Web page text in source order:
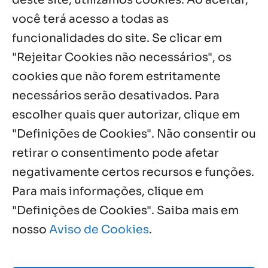
você terá acesso a todas as
funcionalidades do site. Se clicar em
"Rejeitar Cookies não necessários", os
cookies que não forem estritamente
necessários serão desativados. Para
escolher quais quer autorizar, clique em
"Definições de Cookies". Não consentir ou
retirar o consentimento pode afetar
negativamente certos recursos e funções.
Para mais informações, clique em
"Definições de Cookies". Saiba mais em
nosso Aviso de Cookies.
Oito anos de esperança: Fazenda
Feminina de Chapala celebra aniversário
com missa e festa
6 ago, 2026
Notícias por Categoria
Próximos Eventos
Agosto, 2026